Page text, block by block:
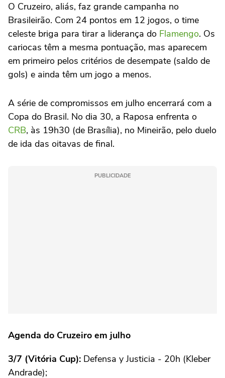
O Cruzeiro, aliás, faz grande campanha no
Brasileirão. Com 24 pontos em 12 jogos, o time
celeste briga para tirar a liderança do Flamengo. Os
cariocas têm a mesma pontuação, mas aparecem
em primeiro pelos critérios de desempate (saldo de
gols) e ainda têm um jogo a menos.
A série de compromissos em julho encerrará com a
Copa do Brasil. No dia 30, a Raposa enfrenta o
CRB, às 19h30 (de Brasília), no Mineirão, pelo duelo
de ida das oitavas de final.
PUBLICIDADE
Agenda do Cruzeiro em julho
3/7 (Vitória Cup): Defensa y Justicia - 20h (Kleber
Andrade);